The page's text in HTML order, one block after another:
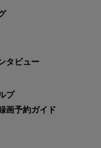
タビュー
プ
画予約ガイド